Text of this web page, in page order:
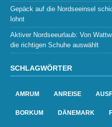
Gepäck auf die Nordseeinsel
lohnt
Aktiver Nordseeurlaub: Von
die richtigen Schuhe auswählt
SCHLAGWÖRTER
AMRUM ANREISE
BORKUM DÄNEMARK